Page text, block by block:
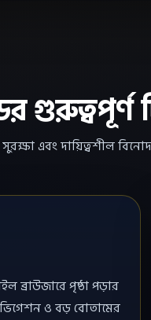
গুরুত্বপূর্ণ
এবং দায়িত্বশীল
ব্রাউজারে পৃষ্ঠা পড়ার
ও বড় বোতামের